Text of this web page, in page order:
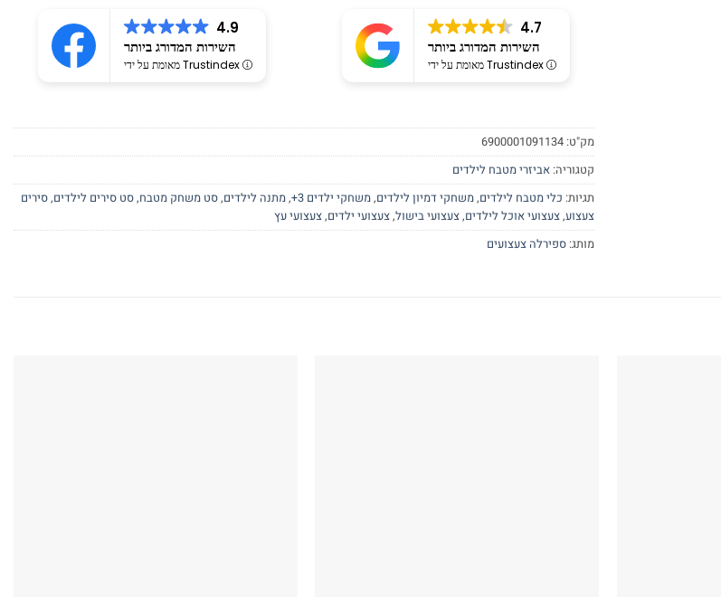
4.7
השירות המדורג ביותר
מאומת על ידי Trustindex
4.9
השירות המדורג ביותר
מאומת על ידי Trustindex
מק"ט: 6900001091134
קטגוריה: אביזרי מטבח לילדים
תגיות: כלי מטבח לילדים,משחקי דמיון לילדים,משחקי ילדים 3+ ,מתנה לילדים,סט משחק מטבח,סט סירים לילדים,סירים
צעצוע,צעצועי אוכל לילדים,צעצועי בישול,צעצועי ילדים,צעצועי עץ
מותג: ספירלה צעצועים